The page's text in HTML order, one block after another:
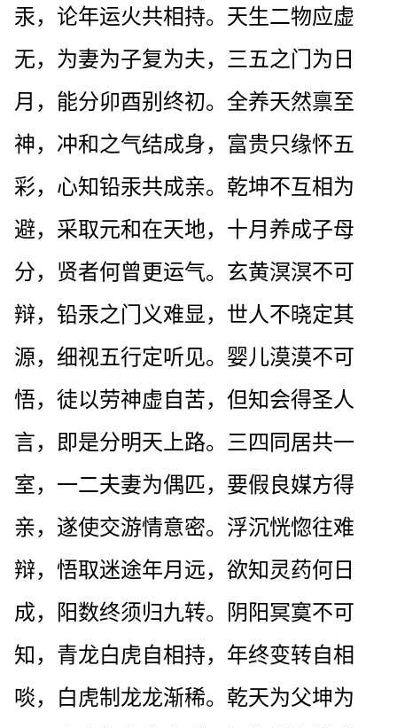
汞，论年运火共相持。天生二物应虚
无，为妻为子复为夫，三五之门为日
月，能分卯酉别终初。全养天然禀至
神，冲和之气结成身，富贵只缘怀五
彩，心知铅汞共成亲。乾坤不互相为
避，采取元和在天地，十月养成子母
分，贤者何曾更运气。玄黄溟溟不可
辩，铅汞之门义难显，世人不晓定其
源，细视五行定听见。婴儿漠漠不可
悟，徒以劳神虚自苦，但知会得圣人
言，即是分明天上路。三四同居共一
室，一二夫妻为偶匹，要假良媒方得
亲，遂使交游情意密。浮沉恍惚往难
辩，悟取迷途年月远，欲知灵药何日
成，阳数终须归九转。阴阳冥寞不可
知，青龙白虎自相持，年终变转自相
啖，白虎制龙龙渐稀。乾天为父坤为